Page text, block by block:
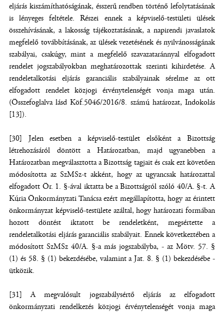
eljárás kiszámíthatóságának, ésszerű rendben történő lefolytatásának
is lényeges feltétele. Részei ennek a képviselő-testületi ülések
összehívásának, a lakosság tájékoztatásának, a napirendi javaslatok
megfelelő továbbításának, az ülések vezetésének és nyilvánosságának
szabályai, csakúgy, mint a megfelelő szavazataránnyal elfogadott
rendelet jogszabályokban meghatározottak szerinti kihirdetése. A
rendeletalkotási eljárás garanciális szabályainak sérelme az ott
elfogadott rendelet közjogi érvénytelenségét vonja maga után.
(Összefoglalva lásd Köf.5046/2016/8. számú határozat, Indokolás
[13]).
[30] Jelen esetben a képviselő-testület elsőként a Bizottság
létrehozásáról döntött a Határozatban, majd ugyanebben a
Határozatban megválasztotta a Bizottság tagjait és csak ezt követően
módosította az SzMSz-t akként, hogy az ugyancsak határozattal
elfogadott Ör. 1. §-ával iktatta be a Bizottságról szóló 40/A. §-t. A
Kúria Önkormányzati Tanácsa ezért megállapította, hogy az érintett
önkormányzat képviselő-testülete azáltal, hogy határozati formában
hozott döntést iktatott be rendeletként, megsértette a
rendeletalkotási eljárás garanciális szabályait. Ennek következtében a
módosított SzMSz 40/A. §-a más jogszabályba, - az Mötv. 57. §
(1) és 58. § (1) bekezdésébe, valamint a Jat. 8. § (1) bekezdésébe -
ütközik.
[31] A megvalósult jogszabálysértő eljárás az elfogadott
önkormányzati rendelkezés közjogi érvénytelenségét vonja maga